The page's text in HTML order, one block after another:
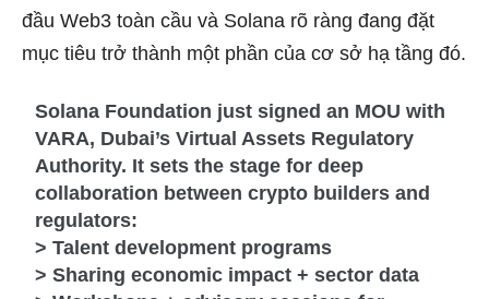
đầu Web3 toàn cầu và Solana rõ ràng đang đặt
mục tiêu trở thành một phần của cơ sở hạ tầng đó.
Solana Foundation just signed an MOU with
VARA, Dubai’s Virtual Assets Regulatory
Authority. It sets the stage for deep
collaboration between crypto builders and
regulators:
> Talent development programs
> Sharing economic impact + sector data